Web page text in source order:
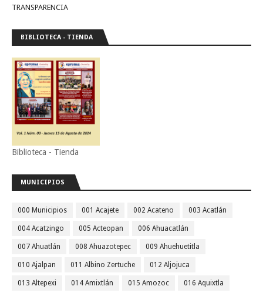
TRANSPARENCIA
BIBLIOTECA - TIENDA
Biblioteca - Tienda
MUNICIPIOS
000 Municipios 001 Acajete 002 Acateno 003 Acatlán
004 Acatzingo 005 Acteopan 006 Ahuacatlán
007 Ahuatlán 008 Ahuazotepec 009 Ahuehuetitla
010 Ajalpan 011 Albino Zertuche 012 Aljojuca
013 Altepexi 014 Amixtlán 015 Amozoc 016 Aquixtla